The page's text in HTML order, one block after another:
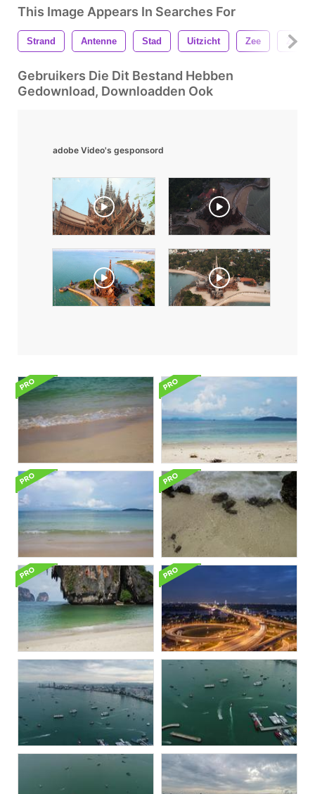
This Image Appears In Searches For
Strand Antenne Stad Uitzicht Zee Zand
Gebruikers Die Dit Bestand Hebben
Gedownload, Downloadden Ook
adobe Video's gesponsord